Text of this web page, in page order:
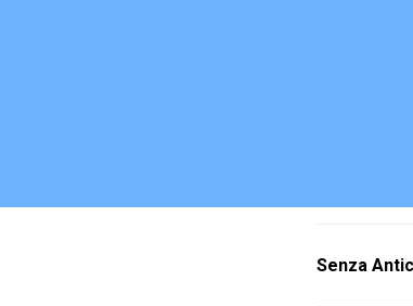
Senza